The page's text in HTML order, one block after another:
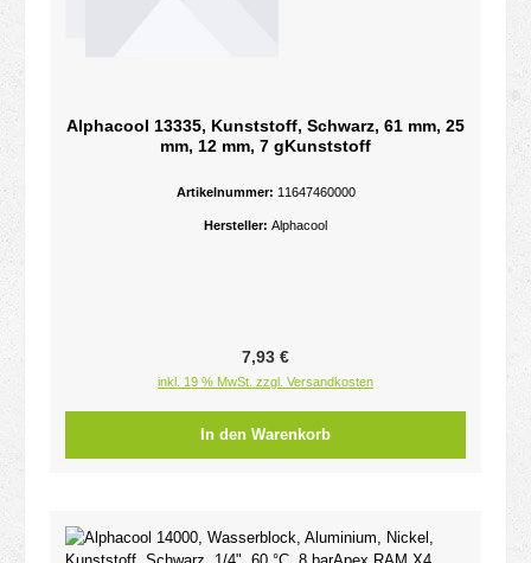
Alphacool 13335, Kunststoff, Schwarz, 61 mm, 25
mm, 12 mm, 7 gKunststoff
Artikelnummer: 11647460000
Hersteller: Alphacool
Regulärer Preis:
7,93 €
inkl. 19 % MwSt. zzgl. Versandkosten
In den Warenkorb